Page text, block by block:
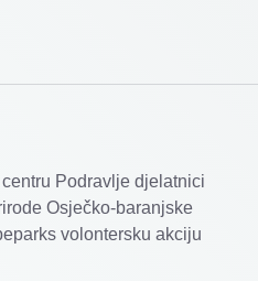
Podravlje djelatnici
Osječko-baranjske
volontersku akciju